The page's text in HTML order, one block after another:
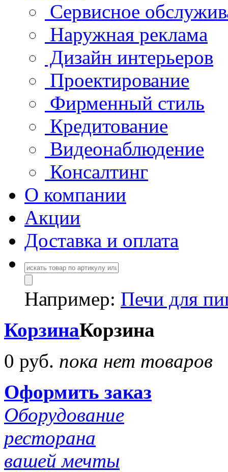
Сервисное
Наружная реклама
Дизайн интерьеров
Проектирование
Фирменный стиль
Кредитование
Видеонаблюдение
Консалтинг
О компании
Акции
Доставка и оплата
Например: Печи для
КорзинаКорзина
0 руб. пока нет товаров
Оформить заказ
Оборудование
ресторана
вашей мечты